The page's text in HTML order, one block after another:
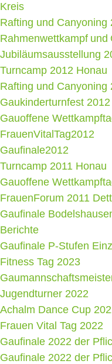
Kreis
Rafting und Canyoning
Rahmenwettkampf
Jubiläumsausstellung
Turncamp 2012 Honau
Rafting und Canyoning
Gaukinderturnfest
Gauoffene
FrauenVitalTag2012
Gaufinale2012
Turncamp 2011 Honau
Gauoffene
FrauenForum 2011
Gaufinale
Berichte
Gaufinale P-Stufen
Fitness Tag 2023
Jugendturner 2022
Achalm Dance Cup
Frauen Vital Tag 2022
Gaufinale 2022 der
Gaufinale 2022 der